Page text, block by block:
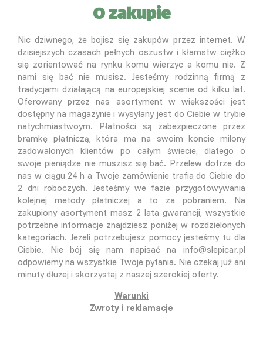
O zakupie
Nic dziwnego, że bojisz się zakupów przez internet. W
dzisiejszych czasach pełnych oszustw i kłamstw ciężko
się zorientować na rynku komu wierzyc a komu nie. Z
nami się bać nie musisz. Jesteśmy rodzinną firmą z
tradycjami działającą na europejskiej scenie od kilku lat.
Oferowany przez nas asortyment w większości jest
dostępny na magazynie i wysyłany jest do Ciebie w trybie
natychmiastwoym. Płatności są zabezpieczone przez
bramkę płatniczą, która ma na swoim koncie milony
zadowalonych klientów po całym świecie, dlatego o
swoje pieniądze nie muszisz się bać. Przelew dotrze do
nas w ciągu 24 h a Twoje zamówienie trafia do Ciebie do
2 dni roboczych. Jesteśmy we fazie przygotowywania
kolejnej metody płatniczej a to za pobraniem. Na
zakupiony asortyment masz 2 lata gwarancji, wszystkie
potrzebne informacje znajdziesz poniżej w rozdzielonych
kategoriach. Jeżeli potrzebujesz pomocy jesteśmy tu dla
Ciebie. Nie bój się nam napisać na info@slepicar.pl
odpowiemy na wszystkie Twoje pytania. Nie czekaj już ani
minuty dłużej i skorzystaj z naszej szerokiej oferty.
Warunki
Zwroty i reklamacje